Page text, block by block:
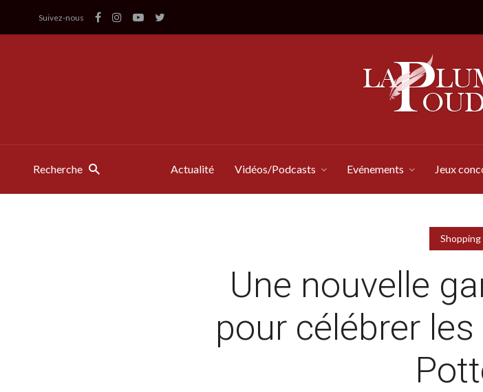
Suivez-nous
Recherche Actualité Vidéos/Podcasts Evénements Jeux
Shopping
Une nouvelle
pour célébrer